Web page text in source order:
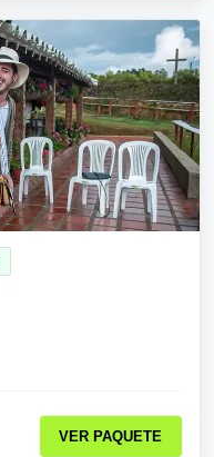
VER PAQUETE